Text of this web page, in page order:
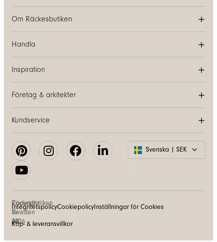
Om Räckesbutiken
Handla
Inspiration
Företag & arkitekter
Kundservice
Svenska | SEK
Copyright
©
2026
Räckesbutiken
Sweden
AB
IntegritetspolicyCookiepolicy Inställningar för Cookies
Köp- & leveransvillkor